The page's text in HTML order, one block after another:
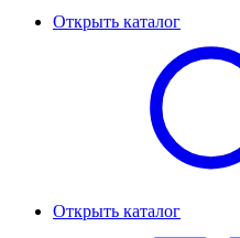
Открыть каталог
Открыть каталог